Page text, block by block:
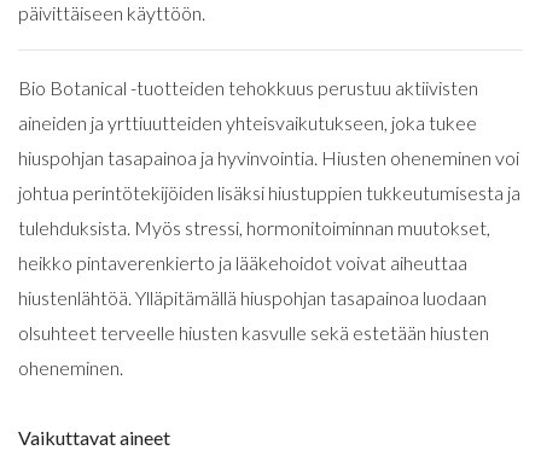
päivittäiseen käyttöön.
Bio Botanical -tuotteiden tehokkuus perustuu aktiivisten
aineiden ja yrttiuutteiden yhteisvaikutukseen, joka tukee
hiuspohjan tasapainoa ja hyvinvointia. Hiusten oheneminen voi
johtua perintötekijöiden lisäksi hiustuppien tukkeutumisesta ja
tulehduksista. Myös stressi, hormonitoiminnan muutokset,
heikko pintaverenkierto ja lääkehoidot voivat aiheuttaa
hiustenlähtöä. Ylläpitämällä hiuspohjan tasapainoa luodaan
olsuhteet terveelle hiusten kasvulle sekä estetään hiusten
oheneminen.
Vaikuttavat aineet